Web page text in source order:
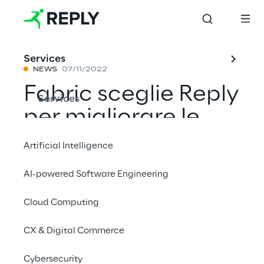
Services
Services
Artificial Intelligence
AI-powered Software Engineering
Cloud Computing
CX & Digital Commerce
Cybersecurity
NEWS 07/11/2022
Fabric sceglie Reply
per migliorare le
capacità robotiche
dei suoi micro-
Condividi con un amico